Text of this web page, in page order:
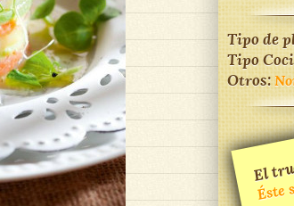
Tipo de
Tipo
Otros:
El